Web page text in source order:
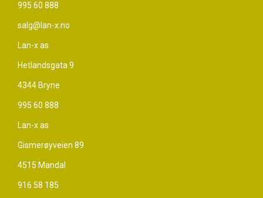
995 60 888
salg@lan-x.no
Lan-x as
Hetlandsgata 9
4344 Bryne
995 60 888
Lan-x as
Gismerøyveien 89
4515 Mandal
916 58 185